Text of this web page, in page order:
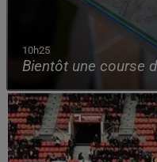
10h25
Bientôt une course